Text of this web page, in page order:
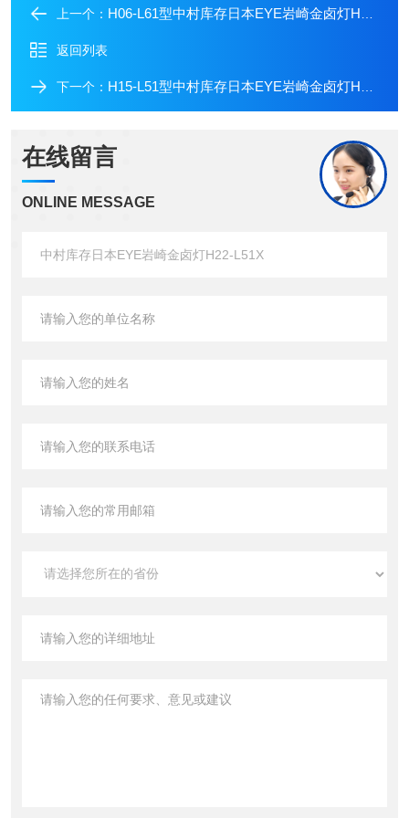
上一个： H06-L61型中村库存日本EYE岩崎金卤灯H06-L61
返回列表
下一个： H15-L51型中村库存日本EYE岩崎金卤灯H15-L51
在线留言
ONLINE MESSAGE